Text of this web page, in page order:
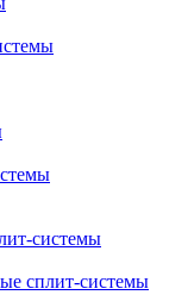
системы
сплит-системы